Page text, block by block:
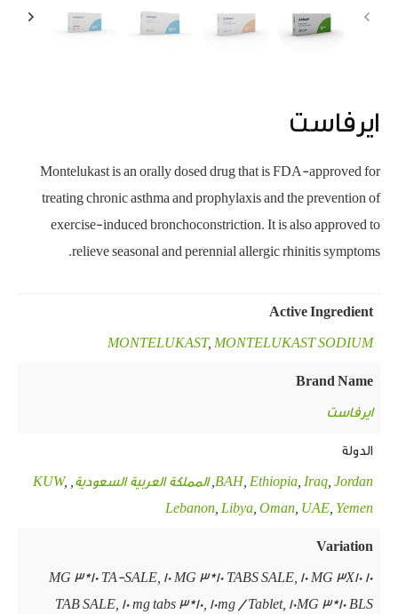
ايرفاست
Montelukast is an orally dosed drug that is FDA-approved for
treating chronic asthma and prophylaxis and the prevention of
exercise-induced bronchoconstriction. It is also approved to
relieve seasonal and perennial allergic rhinitis symptoms.
Active Ingredient
MONTELUKAST,MONTELUKAST SODIUM
Brand Name
ايرفاست
الدولة
BAH,Ethiopia,Iraq,Jordan
,المملكة العربية السعودية,
KUW,
Lebanon,Libya,Oman, UAE, Yemen
Variation
10 MG 3*10 TA-SALE, 10 MG 3*10 TABS SALE, 10 MG 3X10
TAB SALE, 10 mg tabs 3*10, 10mg / Tablet, 10MG 3*10 BLS